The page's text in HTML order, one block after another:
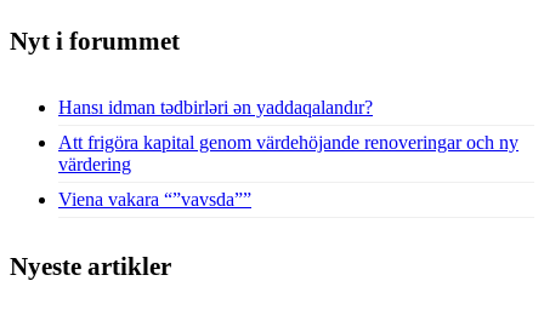
Nyt i forummet
Hansı idman tədbirləri ən yaddaqalandır?
Att frigöra kapital genom värdehöjande renoveringar och ny
värdering
Viena vakara “”vavsda””
Nyeste artikler